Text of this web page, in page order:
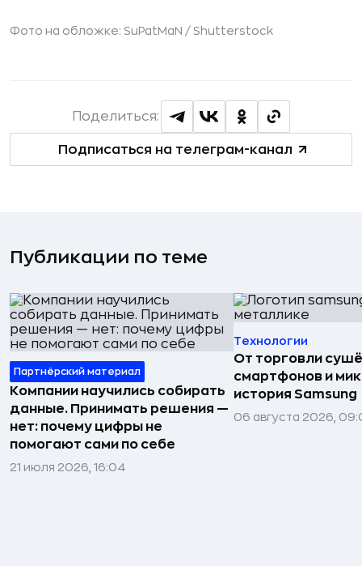
Фото на обложке: SuPatMaN / Shutterstock
Подписаться на телеграм-канал
Поделиться:
Публикации по теме
Партнёрский материал
Компании научились собирать
данные. Принимать решения —
нет: почему цифры не
помогают сами по себе
21 июля 2026, 16:04
Технологии
От торговли
смартфонов и
история Samsung
06 августа 2026,